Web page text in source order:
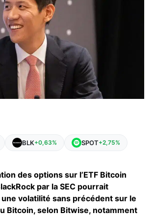
BLK+0,63% SPOT+2,75%
des options sur l’ETF Bitcoin
par la SEC pourrait
volatilité sans précédent sur le
Bitcoin, selon Bitwise, notamment